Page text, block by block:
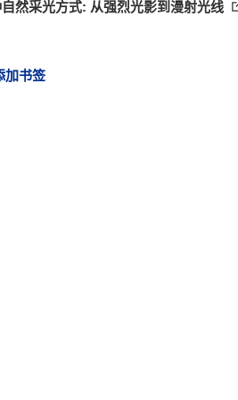
自然采光方式: 从强烈光影到漫射光线
加书签